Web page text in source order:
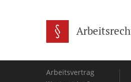
Arbeitsvertrag